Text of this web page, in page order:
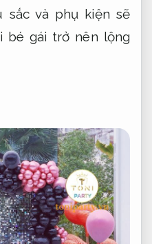
sắc và phụ kiện sẽ
bé gái trở nên lộng